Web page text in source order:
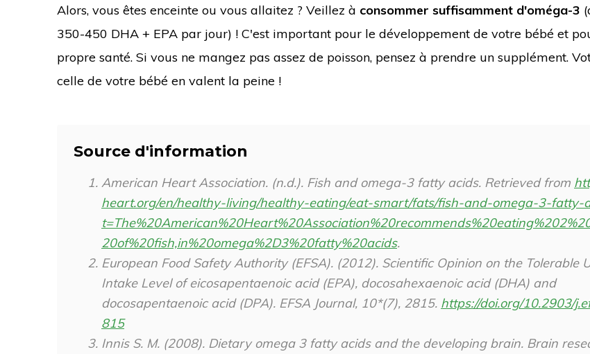
Alors, vous êtes enceinte ou vous allaitez ? Veillez à consommer suffisamment d'oméga-3
350-450 DHA + EPA par jour) ! C'est important pour le développement de votre bébé et
propre santé. Si vous ne mangez pas assez de poisson, pensez à prendre un supplément.
celle de votre bébé en valent la peine !
Source d'information
American Heart Association. (n.d.). Fish and omega-3 fatty acids. Retrieved from
heart.org/en/healthy-living/healthy-eating/eat-smart/fats/fish-and-omega-3-fatty-
20of%20fish,in%20omega%2D3%20fatty%20acids.
European Food Safety Authority (EFSA). (2012). Scientific Opinion on the Tolerable
Intake Level of eicosapentaenoic acid (EPA), docosahexaenoic acid (DHA) and
docosapentaenoic acid (DPA). EFSA Journal, 10*(7), 2815. https://doi.org/10.2903/
815
Innis S. M. (2008). Dietary omega 3 fatty acids and the developing brain. Brain